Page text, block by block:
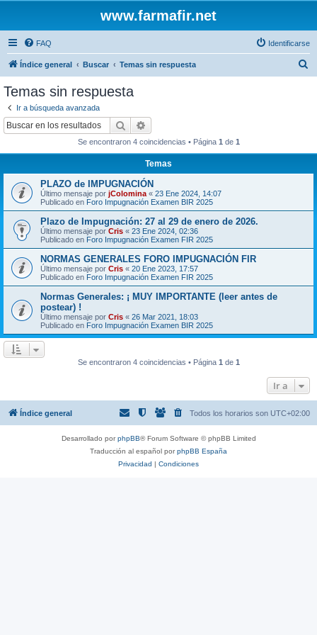
www.farmafir.net
FAQ Identificarse
Índice general Buscar Temas sin respuesta
Temas sin respuesta
Ir a búsqueda avanzada
Buscar
Se encontraron 4 coincidencias • Página 1 de 1
Temas
PLAZO de IMPUGNACIÓN
Último mensaje por jColomina « 23 Ene 2024, 14:07
Publicado en Foro Impugnación Examen BIR 2025
Plazo de Impugnación: 27 al 29 de enero de 2026.
Último mensaje por Cris « 23 Ene 2024, 02:36
Publicado en Foro Impugnación Examen FIR 2025
NORMAS GENERALES FORO IMPUGNACIÓN FIR
Último mensaje por Cris « 20 Ene 2023, 17:57
Publicado en Foro Impugnación Examen FIR 2025
Normas Generales: ¡ MUY IMPORTANTE (leer antes de
postear) !
Último mensaje por Cris « 26 Mar 2021, 18:03
Publicado en Foro Impugnación Examen BIR 2025
Se encontraron 4 coincidencias • Página 1 de 1
Ir a
Índice general Todos los horarios son UTC+02:00
Desarrollado porphpBB® Forum Software © phpBB Limited
Traducción al español porphpBB España
Privacidad | Condiciones